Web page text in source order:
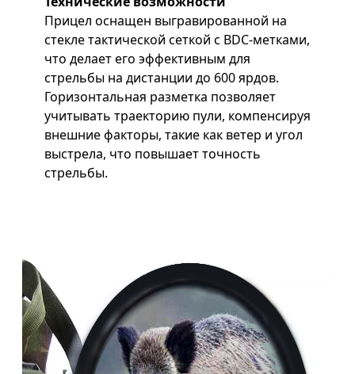
Прицел оснащен выгравированной на
стекле тактической сеткой с BDC-метками,
что делает его эффективным для
стрельбы на дистанции до 600 ярдов.
Горизонтальная разметка позволяет
учитывать траекторию пули, компенсируя
внешние факторы, такие как ветер и угол
выстрела, что повышает точность
стрельбы.